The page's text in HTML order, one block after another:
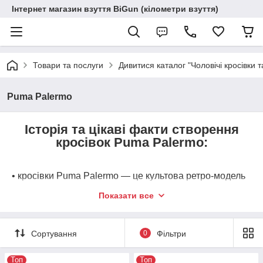
Інтернет магазин взуття BiGun (кілометри взуття)
Товари та послуги Дивитися каталог "Чоловічі кросівки
Puma Palermo
Історія та цікаві факти створення
кросівок Puma Palermo:
• кросівки Puma Palermo — це культова ретро-модель
стала символом британської футбольної фанатської
футбольну естетику минулого століття;
• модель вперше офіційно дебютувала в асортименті
Показати все
Сортування 0 Фільтри
Топ Топ